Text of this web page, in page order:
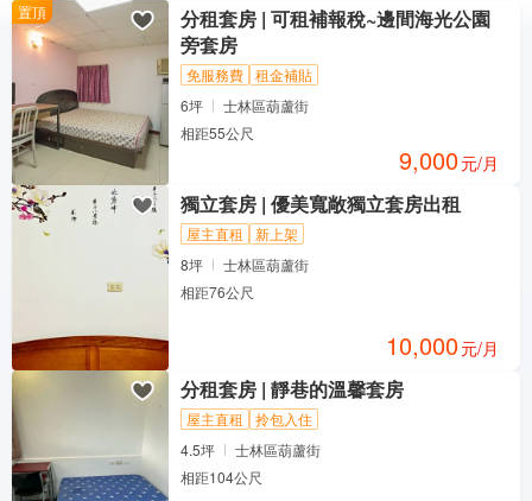
置頂
分租套房 | 可租補報稅~邊間海光公園
旁套房
免服務費 租金補貼
6坪
士林區葫蘆街
相距55公尺
9,000元/月
獨立套房 | 優美寬敞獨立套房出租
屋主直租
新上架
8坪
士林區葫蘆街
相距76公尺
10,000元/月
分租套房 | 靜巷的溫馨套房
屋主直租
拎包入住
4.5坪
士林區葫蘆街
相距104公尺